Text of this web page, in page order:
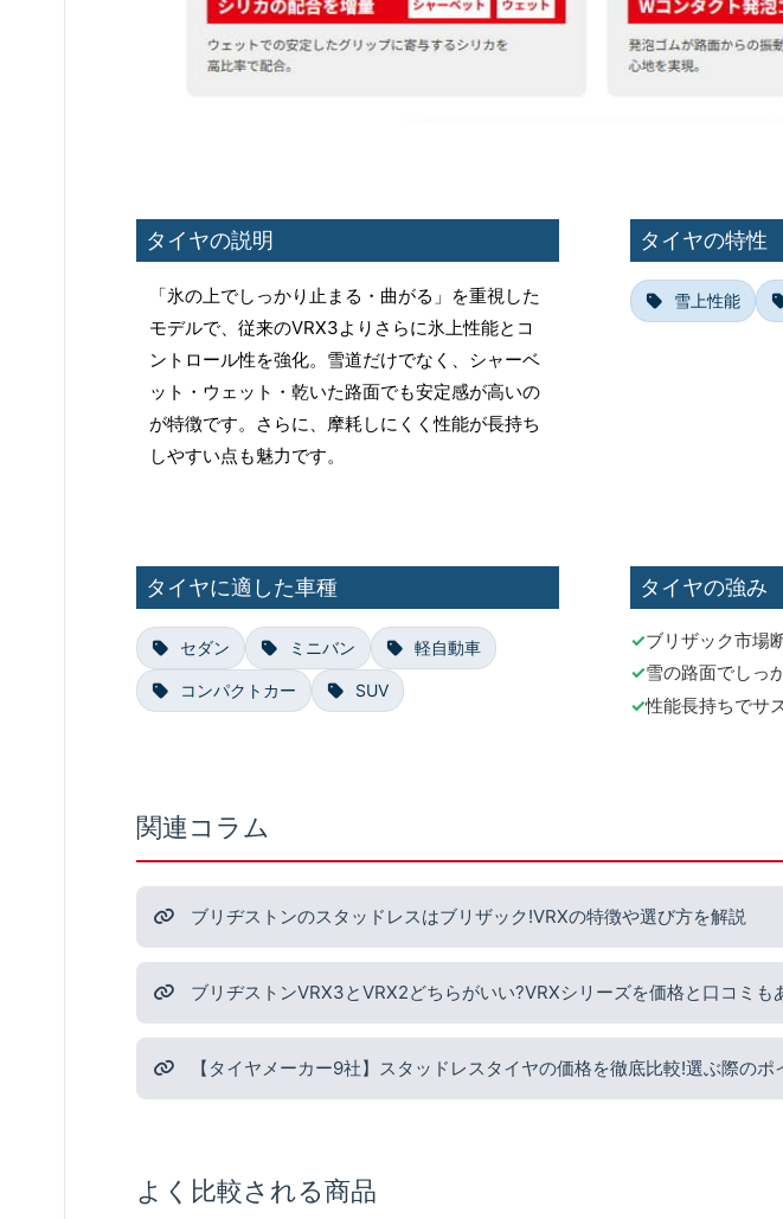
タイヤの説明
「氷の上でしっかり止まる・曲がる」を重視した
モデルで、従来のVRX3よりさらに氷上性能とコ
ントロール性を強化。雪道だけでなく、シャーベ
ット・ウェット・乾いた路面でも安定感が高いの
が特徴です。さらに、摩耗しにくく性能が長持ち
しやすい点も魅力です。
タイヤの特性
雪上性能
タイヤに適した車種
セダン ミニバン 軽自動車
コンパクトカー SUV
タイヤの強み
ブリザック市場
雪の路面でしっ
性能長持ちでサ
関連コラム
ブリヂストンのスタッドレスはブリザック!VRXの特徴や選び方を解説
ブリヂストンVRX3とVRX2どちらがいい?VRXシリーズを価格と口コミも
【タイヤメーカー9社】スタッドレスタイヤの価格を徹底比較!選ぶ際のポ
よく比較される商品